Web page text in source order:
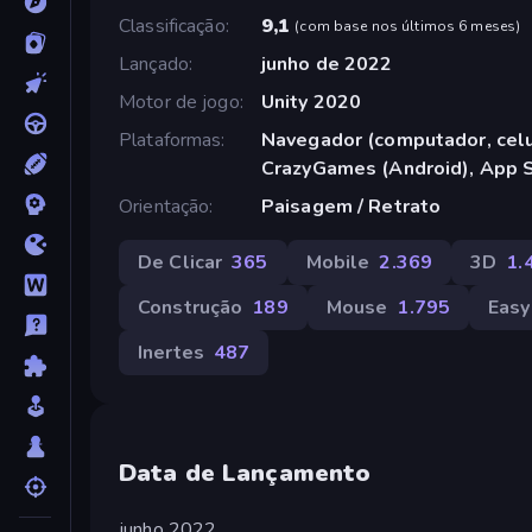
Classificação
9,1 (com base nos últimos 6 meses)
Lançado
junho de 2022
Motor de jogo
Unity 2020
Plataformas
Navegador (computador,
CrazyGames (Android), App
Orientação
Paisagem / Retrato
De Clicar 365 Mobile 2.369 3D
Construção 189 Mouse 1.795
Easy
Inertes 487
Data de Lançamento